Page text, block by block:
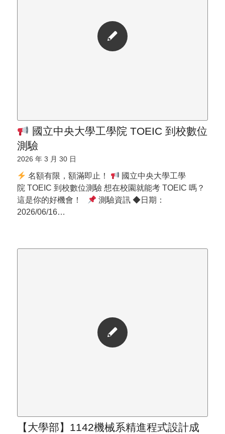
國立中央大學工學院 TOEIC 到校數位
測驗
2026 年 3 月 30 日
名額有限，額滿即止！
國立中央大學工學
院 TOEIC 到校數位測驗 想在校園就能考 TOEIC 嗎？
這是你的好機會！
測驗資訊 ◆日期：
2026/06/16…
【大學部】1142機械系精進程式設計成